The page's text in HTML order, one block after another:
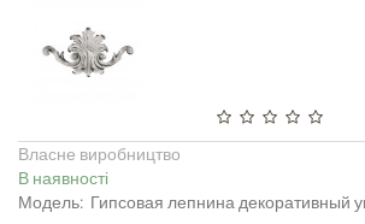
Власне виробництво
В наявності
Модель: Гипсовая лепнина декоративный